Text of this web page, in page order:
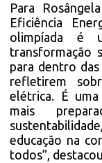
Para
Eficiência
olimpíada é
transformação
para dentro
refletirem
elétrica. É
mais
educação na
todos”,